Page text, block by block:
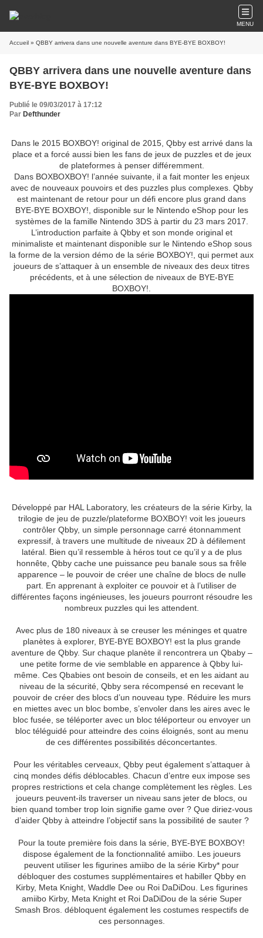
MENU
Accueil » QBBY arrivera dans une nouvelle aventure dans BYE-BYE BOXBOY!
QBBY arrivera dans une nouvelle aventure dans
BYE-BYE BOXBOY!
Publié le 09/03/2017 à 17:12
Par Defthunder
Dans le 2015 BOXBOY! original de 2015, Qbby est arrivé dans la
place et a forcé aussi bien les fans de jeux de puzzles et de jeux
de plateformes à penser différemment.
Dans BOXBOXBOY! l’année suivante, il a fait monter les enjeux
avec de nouveaux pouvoirs et des puzzles plus complexes. Qbby
est maintenant de retour pour un défi encore plus grand dans
BYE-BYE BOXBOY!, disponible sur le Nintendo eShop pour les
systèmes de la famille Nintendo 3DS à partir du 23 mars 2017.
L’introduction parfaite à Qbby et son monde original et
minimaliste et maintenant disponible sur le Nintendo eShop sous
la forme de la version démo de la série BOXBOY!, qui permet aux
joueurs de s’attaquer à un ensemble de niveaux des deux titres
précédents, et à une sélection de niveaux de BYE-BYE
BOXBOY!.
Développé par HAL Laboratory, les créateurs de la série Kirby, la
trilogie de jeu de puzzle/plateforme BOXBOY! voit les joueurs
contrôler Qbby, un simple personnage carré étonnamment
expressif, à travers une multitude de niveaux 2D à défilement
latéral. Bien qu’il ressemble à héros tout ce qu’il y a de plus
honnête, Qbby cache une puissance peu banale sous sa frêle
apparence – le pouvoir de créer une chaîne de blocs de nulle
part. En apprenant à exploiter ce pouvoir et à l’utiliser de
différentes façons ingénieuses, les joueurs pourront résoudre les
nombreux puzzles qui les attendent.
Avec plus de 180 niveaux à se creuser les méninges et quatre
planètes à explorer, BYE-BYE BOXBOY! est la plus grande
aventure de Qbby. Sur chaque planète il rencontrera un Qbaby –
une petite forme de vie semblable en apparence à Qbby lui-
même. Ces Qbabies ont besoin de conseils, et en les aidant au
niveau de la sécurité, Qbby sera récompensé en recevant le
pouvoir de créer des blocs d’un nouveau type. Réduire les murs
en miettes avec un bloc bombe, s’envoler dans les aires avec le
bloc fusée, se téléporter avec un bloc téléporteur ou envoyer un
bloc téléguidé pour atteindre des coins éloignés, sont au menu
de ces différentes possibilités déconcertantes.
Pour les véritables cerveaux, Qbby peut également s’attaquer à
cinq mondes défis déblocables. Chacun d’entre eux impose ses
propres restrictions et cela change complètement les règles. Les
joueurs peuvent-ils traverser un niveau sans jeter de blocs, ou
bien quand tomber trop loin signifie game over ? Que diriez-vous
d’aider Qbby à atteindre l’objectif sans la possibilité de sauter ?
Pour la toute première fois dans la série, BYE-BYE BOXBOY!
dispose également de la fonctionnalité amiibo. Les joueurs
peuvent utiliser les figurines amiibo de la série Kirby* pour
débloquer des costumes supplémentaires et habiller Qbby en
Kirby, Meta Knight, Waddle Dee ou Roi DaDiDou. Les figurines
amiibo Kirby, Meta Knight et Roi DaDiDou de la série Super
Smash Bros. débloquent également les costumes respectifs de
ces personnages.